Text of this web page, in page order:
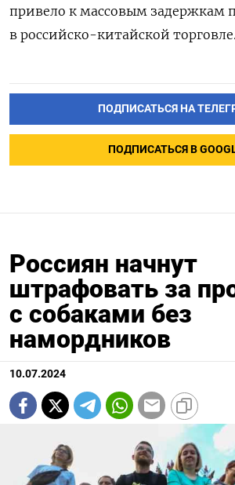
привело к массовым задержкам
в российско-китайской торговле.
ПОДПИСАТЬСЯ НА
ПОДПИСАТЬСЯ В
Россиян начнут
штрафовать за
с собаками без
намордников
10.07.2024